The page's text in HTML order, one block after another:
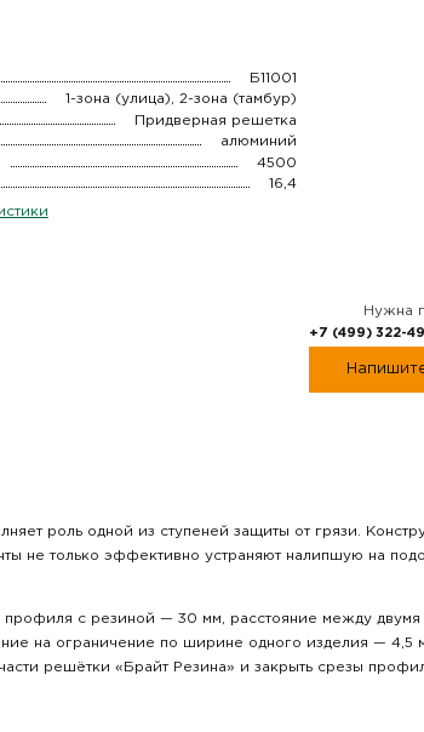
Б11001
1-зона (улица), 2-зона (тамбур)
Придверная решетка
алюминий
4500
16,4
Нужна
+7 (499) 322-
роль одной из ступеней защиты от грязи.
не только эффективно устраняют налипшую на
профиля с резиной — 30 мм, расстояние между
на ограничение по ширине одного изделия — 4,5
решётки «Брайт Резина» и закрыть срезы